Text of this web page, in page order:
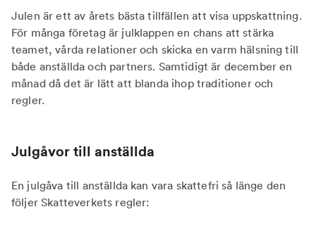
Julen är ett av årets bästa tillfällen att visa uppskattning.
För många företag är julklappen en chans att stärka
teamet, vårda relationer och skicka en varm hälsning till
både anställda och partners. Samtidigt är december en
månad då det är lätt att blanda ihop traditioner och
regler.
Julgåvor till anställda
En julgåva till anställda kan vara skattefri så länge den
följer Skatteverkets regler: